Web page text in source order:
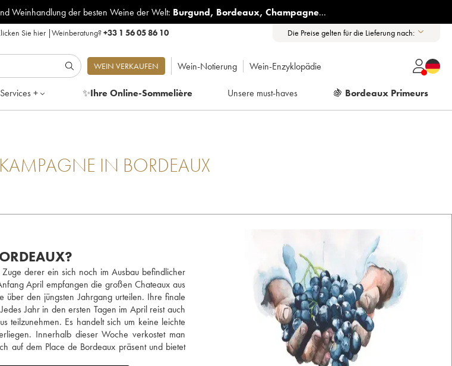
Weinhandlung der besten Weine der Welt: Burgund, Bordeaux, Champagne...
Sie hier|Weinberatung?+33 1 56 05 86 10 Die Preise gelten für die Lieferung nach:
WEIN VERKAUFEN Wein-Notierung Wein-Enzyklopädie
Services + ✨Ihre Online-Sommelière Unsere must-haves 🍇 Bordeaux Primeurs
IN BORDEAUX
derer ein sich noch im Ausbau befindlicher
April empfangen die großen Chateaux aus
über den jüngsten Jahrgang urteilen. Ihre finale
Jahr in den ersten Tagen im April reist auch
teilzunehmen. Es handelt sich um keine leichte
Innerhalb dieser Woche verkostet man
auf dem Place de Bordeaux präsent und bietet